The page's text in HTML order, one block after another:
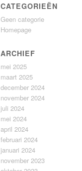
CATEGORIEËN
Geen categorie
Homepage
ARCHIEF
mei 2025
maart 2025
december 2024
november 2024
juli 2024
mei 2024
april 2024
februari 2024
januari 2024
november 2023